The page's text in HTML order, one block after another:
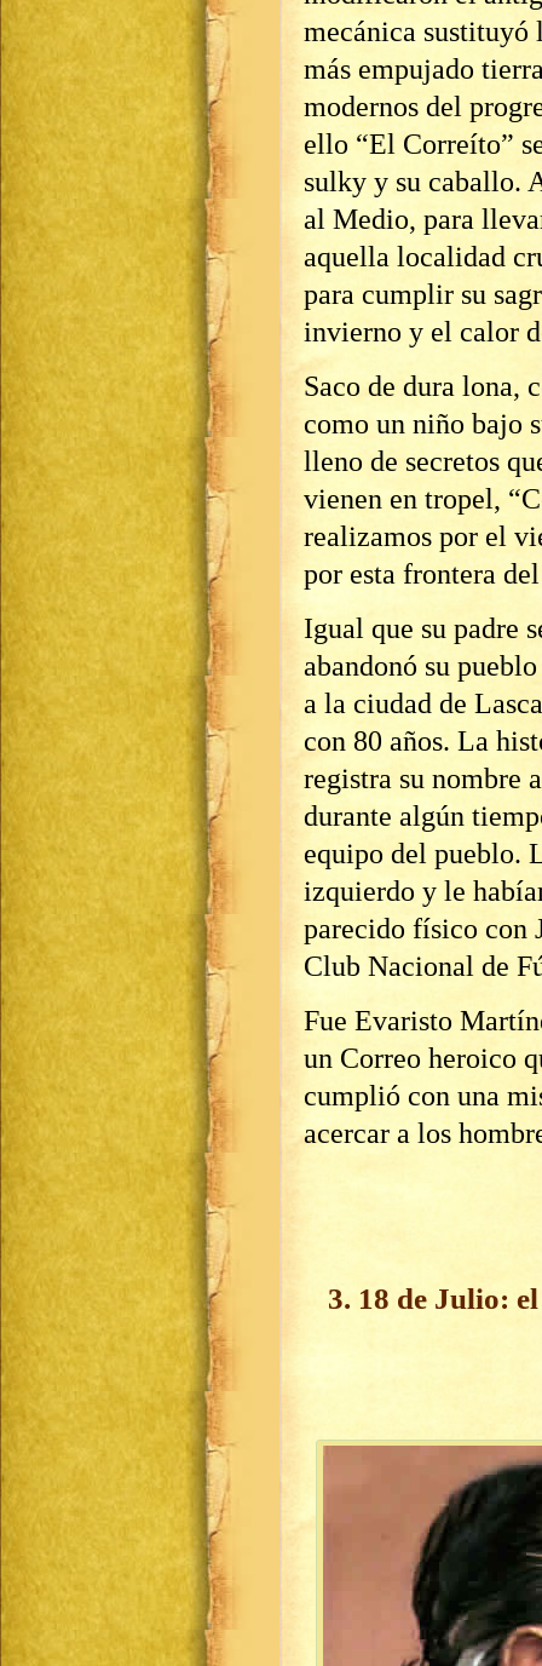
mecánica sustituyó
más empujado
modernos del
ello “El Correíto”
sulky y su caballo.
al Medio, para
aquella localidad
para cumplir su
invierno y el calor
Saco de dura lona,
como un niño bajo
lleno de secretos
vienen en tropel,
realizamos por el
por esta frontera
Igual que su padre
abandonó su
a la ciudad de
con 80 años. La
registra su nombre
durante algún
equipo del pueblo.
izquierdo y le
parecido físico con
Club Nacional de
Fue Evaristo
un Correo heroico
cumplió con una
acercar a los
3. 18 de Julio: